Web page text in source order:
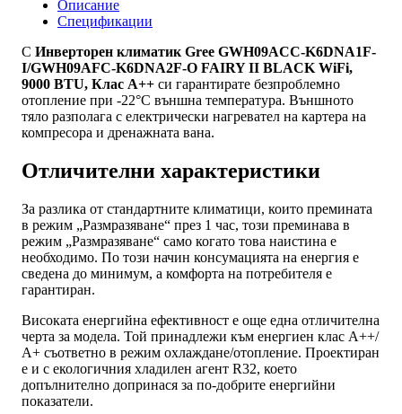
A++
Описание
Спецификации
С Инверторен климатик Gree GWH09ACC-K6DNA1F-
I/GWH09AFC-K6DNA2F-O FAIRY II BLACK WiFi,
9000 BTU, Клас A++ си гарантирате безпроблемно
отопление при -22°С външна температура. Външното
тяло разполага с електрически нагревател на картера на
компресора и дренажната вана.
Отличителни характеристики
За разлика от стандартните климатици, които премината
в режим „Размразяване“ през 1 час, този преминава в
режим „Размразяване“ само когато това наистина е
необходимо. По този начин консумацията на енергия е
сведена до минимум, а комфорта на потребителя е
гарантиран.
Високата енергийна ефективност е още една отличителна
черта за модела. Той принадлежи към енергиен клас А++/
А+ съответно в режим охлаждане/отопление. Проектиран
е и с екологичния хладилен агент R32, което
допълнително допринася за по-добрите енергийни
показатели.